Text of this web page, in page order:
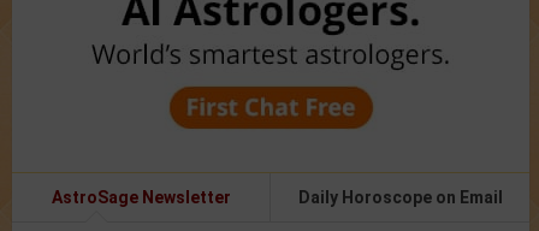
AstroSage Newsletter Daily Horoscope on Email